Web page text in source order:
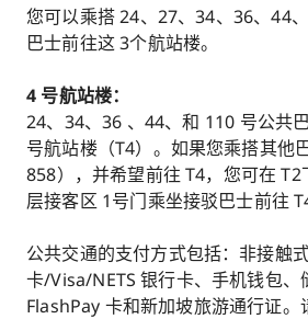
您可以乘搭 24、27、34、36、44
巴士前往这 3个航站楼。
4 号航站楼：
24、34、36 、44、和 110 号公共
号航站楼（T4）。如果您乘搭其他
858），并希望前往 T4，您可在 T2
层接客区 1号门乘坐接驳巴士前往
公共交通的支付方式包括：非接触
卡/Visa/NETS 银行卡、手机钱包、
FlashPay 卡和新加坡旅游通行证。